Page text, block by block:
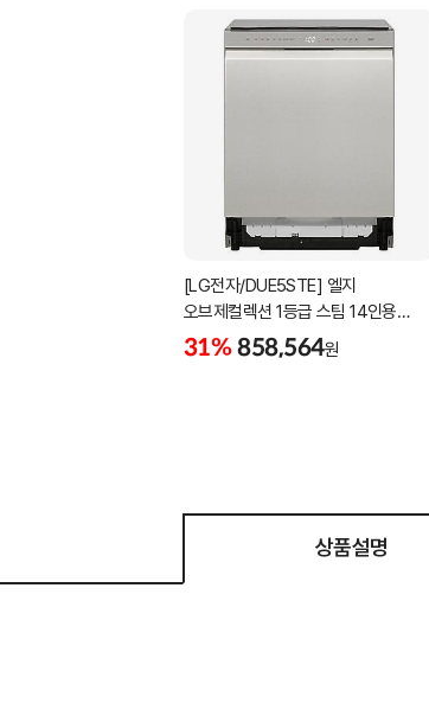
[LG전자/DUE5STE] 엘지
오브제컬렉션 1등급 스팀 14인용
식기세척기 DUE5STE (스테인리스
31% 858,564원
상품설명